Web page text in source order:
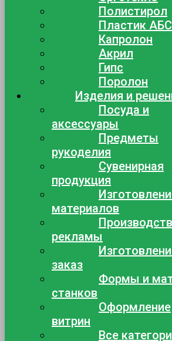
Полистирол
Пластик АБС
Капролон
Акрил
Гипс
Поролон
Изделия и
Посуда и
аксессуары
Предметы
рукоделия
Сувенирная
продукция
материалов
рекламы
заказ
Формы и
станков
Оформление
витрин
Все